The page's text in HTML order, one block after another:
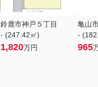
鈴鹿市神戸５丁目
- (247.42㎡)
1,820万円
亀山
-
965